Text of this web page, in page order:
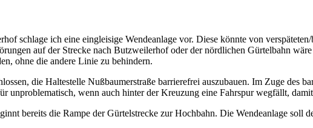
schlage ich eine eingleisige Wendeanlage vor. Diese könnte von
auf der Strecke nach Butzweilerhof oder der nördlichen Gürtelbahn
ohne die andere Linie zu behindern.
die Haltestelle Nußbaumerstraße barrierefrei auszubauen. Im Zuge
unproblematisch, wenn auch hinter der Kreuzung eine Fahrspur wegfällt,
bereits die Rampe der Gürtelstrecke zur Hochbahn. Die Wendeanlage soll